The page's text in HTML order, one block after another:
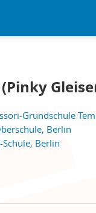
Grundschule
Berlin
Berlin